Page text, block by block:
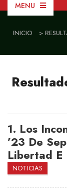
MENU
INICIO >
1. Los
’23 De
Libertad E
NOTICIAS